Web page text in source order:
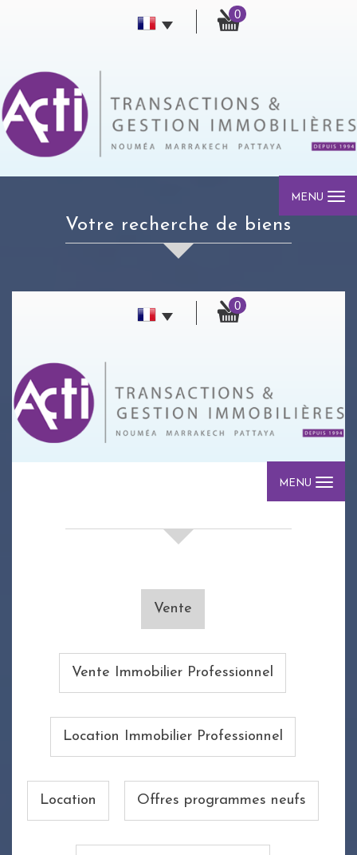
0
MENU
votre recherche de biens
0
MENU
Vente
Vente Immobilier Professionnel
Location Immobilier Professionnel
Location Offres programmes neufs